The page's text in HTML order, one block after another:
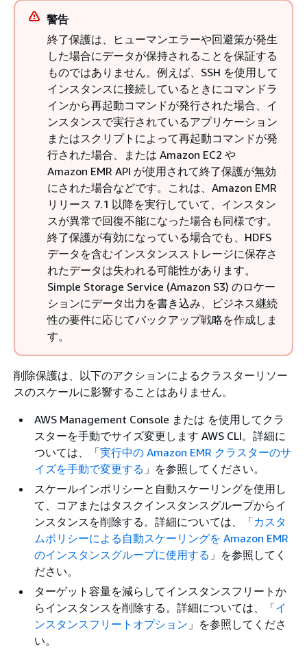
警告
終了保護は、ヒューマンエラーや回避策が発生
した場合にデータが保持されることを保証する
ものではありません。例えば、SSH を使用して
インスタンスに接続しているときにコマンドラ
インから再起動コマンドが発行された場合、イ
ンスタンスで実行されているアプリケーション
またはスクリプトによって再起動コマンドが発
行された場合、または Amazon EC2 や
Amazon EMR API が使用されて終了保護が無効
にされた場合などです。これは、Amazon EMR
リリース 7.1 以降を実行していて、インスタン
スが異常で回復不能になった場合も同様です。
終了保護が有効になっている場合でも、HDFS
データを含むインスタンスストレージに保存さ
れたデータは失われる可能性があります。
Simple Storage Service (Amazon S3) のロケー
ションにデータ出力を書き込み、ビジネス継続
性の要件に応じてバックアップ戦略を作成しま
す。
削除保護は、以下のアクションによるクラスターリソー
スのスケールに影響することはありません。
AWS Management Console または を使用してクラ
スターを手動でサイズ変更します AWS CLI。詳細に
ついては、「実行中の Amazon EMR クラスターのサ
イズを手動で変更する 」を参照してください。
スケールインポリシーと自動スケーリングを使用し
て、コアまたはタスクインスタンスグループからイ
ンスタンスを削除する。詳細については、「カスタ
ムポリシーによる自動スケーリングを Amazon EMR
のインスタンスグループに使用する 」を参照してく
ださい。
ターゲット容量を減らしてインスタンスフリートか
らインスタンスを削除する。詳細については、「イ
ンスタンスフリートオプション 」を参照してくださ
い。